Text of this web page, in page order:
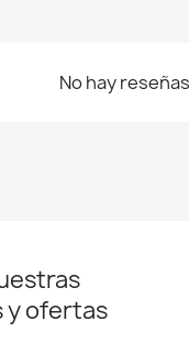
No hay
y ofertas